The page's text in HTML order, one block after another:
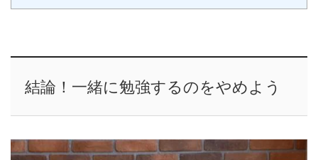
結論！一緒に勉強するのをやめよう